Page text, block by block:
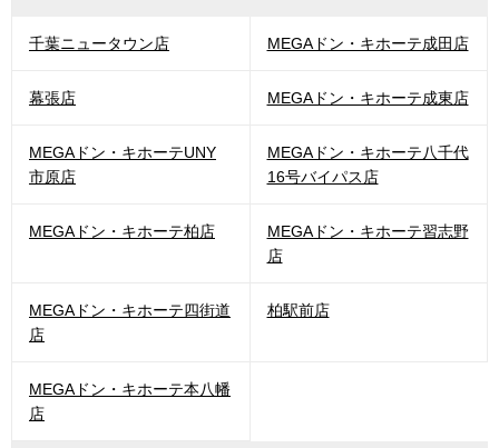
千葉ニュータウン店 MEGAドン・キホーテ成田店
幕張店 MEGAドン・キホーテ成東店
MEGAドン・キホーテUNY
市原店
MEGAドン・キホーテ八千代
16号バイパス店
MEGAドン・キホーテ柏店
MEGAドン・キホーテ習志野
店
MEGAドン・キホーテ四街道
店
柏駅前店
MEGAドン・キホーテ本八幡
店